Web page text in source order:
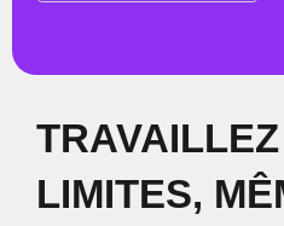
LIMITES,